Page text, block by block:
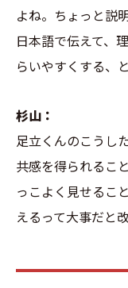
よね。ちょっと説
日本語で伝えて、
らいやすくする、
杉山：
足立くんのこうし
共感を得られるこ
っこよく見せるこ
えるって大事だと